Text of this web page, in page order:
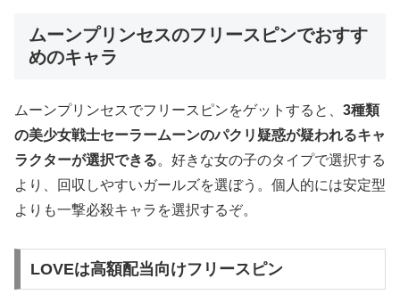
ムーンプリンセスのフリースピンでおすす
めのキャラ
ムーンプリンセスでフリースピンをゲットすると、 3種類
の美少女戦士セーラームーンのパクリ疑惑が疑われるキャ
ラクターが選択できる。好きな女の子のタイプで選択する
より、回収しやすいガールズを選ぼう。個人的には安定型
よりも一撃必殺キャラを選択するぞ。
LOVEは高額配当向けフリースピン